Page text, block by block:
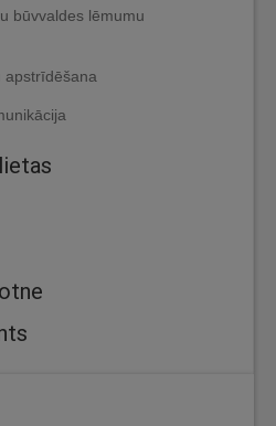
būvvaldes lēmumu
apstrīdēšana